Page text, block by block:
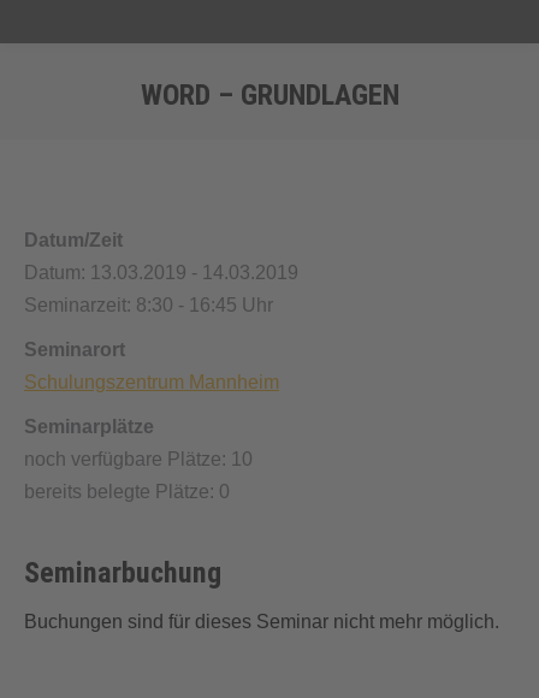
WORD – GRUNDLAGEN
Datum/Zeit
Datum: 13.03.2019 - 14.03.2019
Seminarzeit: 8:30 - 16:45 Uhr
Seminarort
Schulungszentrum Mannheim
Seminarplätze
noch verfügbare Plätze: 10
bereits belegte Plätze: 0
Seminarbuchung
Buchungen sind für dieses Seminar nicht mehr möglich.